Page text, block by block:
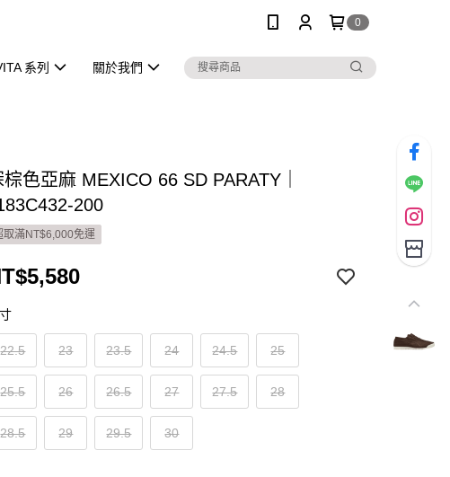
0
系列 關於我們
棕色亞麻 MEXICO 66 SD PARATY｜
200
取滿NT$6,000免運
22.5 23 23.5 24 24.5 25
25.5 26 26.5 27 27.5 28
28.5 29 29.5 30